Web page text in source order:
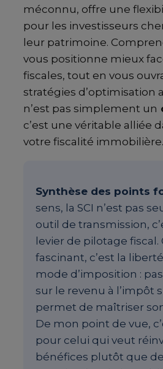
méconnu, offre une
pour les investisseurs
leur patrimoine.
vous positionne mieux
fiscales, tout en vous
stratégies d’optimisation
n’est pas simplement un
c’est une véritable alliée
votre fiscalité immobilière.
Synthèse des points
sens, la SCI n’est pas
outil de transmission,
levier de pilotage
fascinant, c’est la
mode d’imposition :
sur le revenu à l’impôt
permet de maîtriser
De mon point de vue,
pour celui qui veut
bénéfices plutôt que